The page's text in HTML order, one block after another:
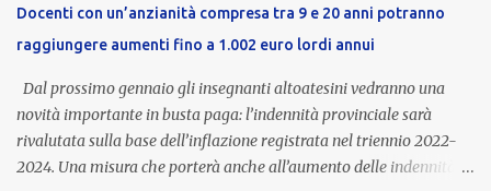
Docenti con un’anzianità compresa tra 9 e 20 anni potranno
raggiungere aumenti fino a 1.002 euro lordi annui
Dal prossimo gennaio gli insegnanti altoatesini vedranno una
novità importante in busta paga: l’indennità provinciale sarà
rivalutata sulla base dell’inflazione registrata nel triennio 2022-
2024. Una misura che porterà anche all’aumento delle indennità di